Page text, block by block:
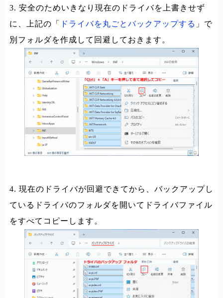
3. 安全のためいきなり現在のドライバを上書きせず
に、上記の「
ドライバを丸ごとバックアップする 」で
別フォルダを作成して回避しておきます。
4. 現在のドライバが回避できてから、バックアップし
ているドライバのフォルダを開いてドライバファイル
をすべてコピーします。